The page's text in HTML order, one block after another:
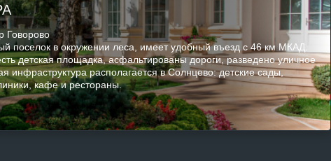
Говорово
поселок в окружении леса, имеет удобный въезд с 46 км МКАД.
детская площадка, асфальтированы дороги, разведено уличное
инфраструктура располагается в Солнцево: детские сады,
кафе и рестораны.